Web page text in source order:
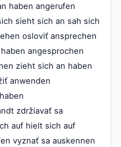
haben angerufen
sieht sich an sah sich
osloviť ansprechen
angesprochen
zieht sich an haben
anwenden
zdržiavať sa
auf hielt sich auf
vyznať sa auskennen